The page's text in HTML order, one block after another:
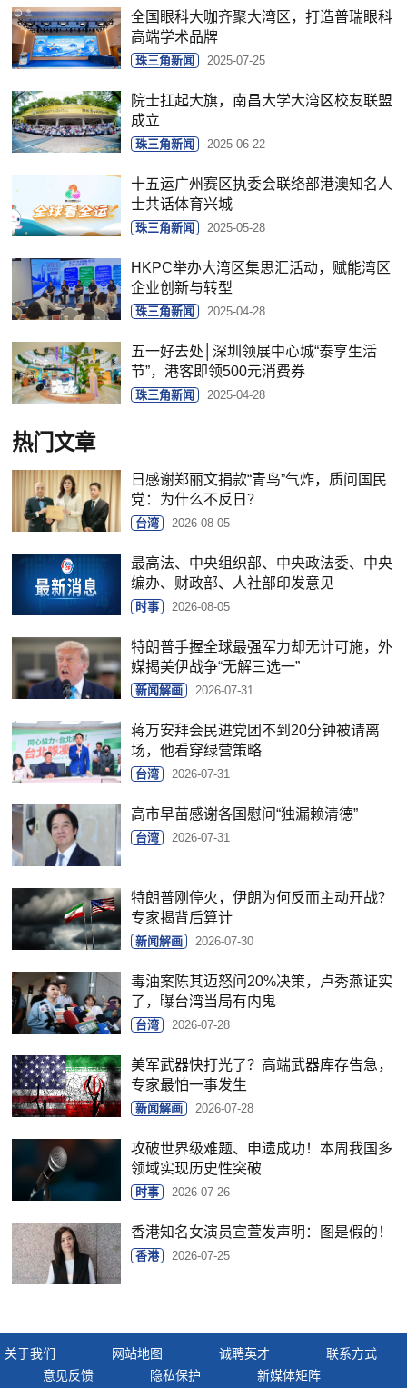
全国眼科大咖齐聚大湾区，打造普瑞眼科
高端学术品牌
珠三角新闻 2025-07-25
院士扛起大旗，南昌大学大湾区校友联盟
成立
珠三角新闻 2025-06-22
十五运广州赛区执委会联络部港澳知名人
士共话体育兴城
珠三角新闻 2025-05-28
HKPC举办大湾区集思汇活动，赋能湾区
企业创新与转型
珠三角新闻 2025-04-28
五一好去处│深圳领展中心城“泰享生活
节”，港客即领500元消费券
珠三角新闻 2025-04-28
热门文章
日感谢郑丽文捐款“青鸟”气炸，质问国民
党：为什么不反日？
台湾 2026-08-05
最高法、中央组织部、中央政法委、中央
编办、财政部、人社部印发意见
时事 2026-08-05
特朗普手握全球最强军力却无计可施，外
媒揭美伊战争“无解三选一”
新闻解画 2026-07-31
蒋万安拜会民进党团不到20分钟被请离
场，他看穿绿营策略
台湾 2026-07-31
高市早苗感谢各国慰问“独漏赖清德”
台湾 2026-07-31
特朗普刚停火，伊朗为何反而主动开战？
专家揭背后算计
新闻解画 2026-07-30
毒油案陈其迈怒问20%决策，卢秀燕证实
了，曝台湾当局有内鬼
台湾 2026-07-28
美军武器快打光了？高端武器库存告急，
专家最怕一事发生
新闻解画 2026-07-28
攻破世界级难题、申遗成功！本周我国多
领域实现历史性突破
时事 2026-07-26
香港知名女演员宣萱发声明：图是假的！
香港 2026-07-25
关于我们 网站地图 诚聘英才
联系方式
意见反馈
隐私保护 新媒体矩阵